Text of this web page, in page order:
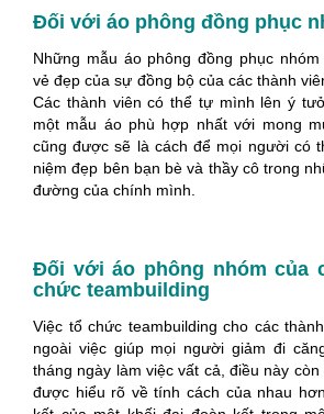
Đối với áo phông đồng phục
Những mẫu áo phông đồng phục
vẻ đẹp của sự đồng bộ của các thành
Các thành viên có thể tự mình lên ý
một mẫu áo phù hợp nhất với mong
cũng được sẽ là cách để mọi người có
niệm đẹp bên bạn bè và thầy cô trong
đường của chính mình.
Đối với áo phông nhóm của
chức teambuilding
Việc tổ chức teambuilding cho các
ngoài việc giúp mọi người giảm đi
tháng ngày làm việc vất cả, điều này
được hiểu rõ về tính cách của nhau